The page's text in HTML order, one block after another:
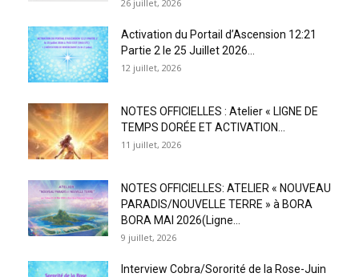
26 juillet, 2026
Activation du Portail d’Ascension 12:21
Partie 2 le 25 Juillet 2026...
12 juillet, 2026
NOTES OFFICIELLES : Atelier « LIGNE DE
TEMPS DORÉE ET ACTIVATION...
11 juillet, 2026
NOTES OFFICIELLES: ATELIER « NOUVEAU
PARADIS/NOUVELLE TERRE » à BORA
BORA MAI 2026(Ligne...
9 juillet, 2026
Interview Cobra/Sororité de la Rose-Juin